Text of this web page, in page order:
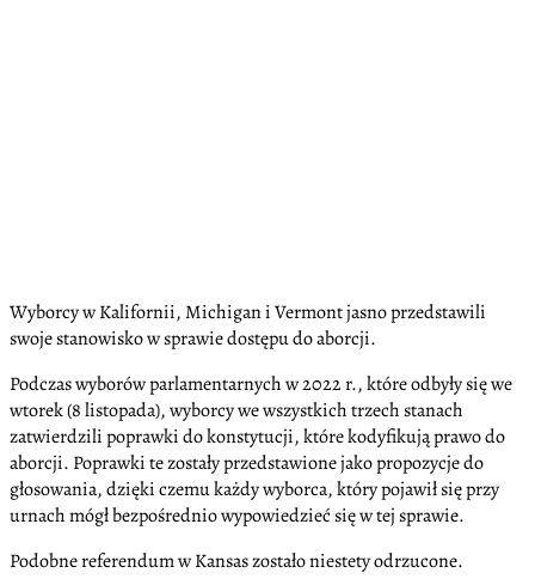
Wyborcy w Kalifornii, Michigan i Vermont jasno przedstawili
swoje stanowisko w sprawie dostępu do aborcji.
Podczas wyborów parlamentarnych w 2022 r., które odbyły się we
wtorek (8 listopada), wyborcy we wszystkich trzech stanach
zatwierdzili poprawki do konstytucji, które kodyfikują prawo do
aborcji. Poprawki te zostały przedstawione jako propozycje do
głosowania, dzięki czemu każdy wyborca, który pojawił się przy
urnach mógł bezpośrednio wypowiedzieć się w tej sprawie.
Podobne referendum w Kansas zostało niestety odrzucone.